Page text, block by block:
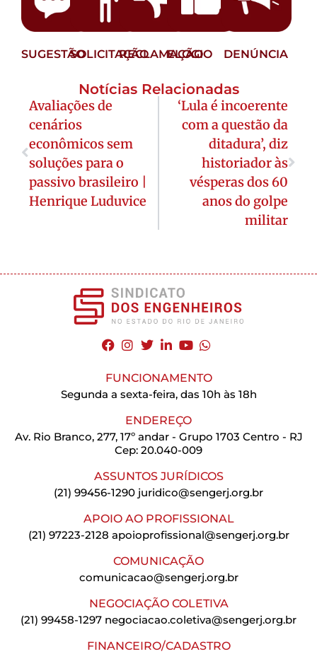
SUGESTÃOSOLICITAÇÃORECLAMAÇÃO
ELOGIO DENÚNCIA
Notícias Relacionadas
Avaliações de
cenários
econômicos sem
soluções para o
passivo brasileiro |
Henrique Luduvice
‘Lula é incoerente
com a questão da
ditadura’, diz
historiador às
vésperas dos 60
anos do golpe
militar
FUNCIONAMENTO
Segunda a sexta-feira, das 10h às 18h
ENDEREÇO
Av. Rio Branco, 277, 17º andar - Grupo 1703 Centro - RJ
Cep: 20.040-009
ASSUNTOS JURÍDICOS
(21) 99456-1290 juridico@sengerj.org.br
APOIO AO PROFISSIONAL
(21) 97223-2128 apoioprofissional@sengerj.org.br
COMUNICAÇÃO
comunicacao@sengerj.org.br
NEGOCIAÇÃO COLETIVA
(21) 99458-1297 negociacao.coletiva@sengerj.org.br
FINANCEIRO/CADASTRO